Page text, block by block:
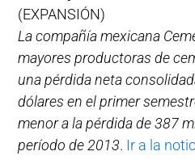
(EXPANSIÓN)
La compañía mexicana
mayores productoras de
una pérdida neta
dólares en el primer
menor a la pérdida de 387
período de 2013. Ir a la